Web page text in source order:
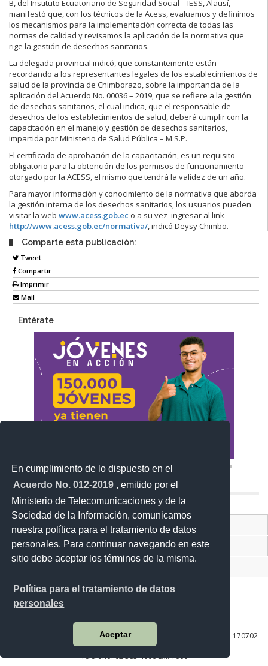
En cumplimiento de lo dispuesto en el
Acuerdo No. 012-2019 , emitido por el
Ministerio de Telecomunicaciones y de la
Sociedad de la Información, comunicamos
nuestra política para el tratamiento de datos
personales. Para continuar navegando en este
sitio debe aceptar los términos de la misma.
Política para el tratamiento de datos
personales
Aceptar
B, del Instituto Ecuatoriano de Seguridad Social – IESS, Alausí,
manifestó que, con los técnicos de la Acess, evaluamos y definimos
los mecanismos para la implementación correcta de todas las
normas de calidad y revisamos la aplicación de la normativa que
rige la gestión de desechos sanitarios.
La delegada provincial indicó, que constantemente están
recordando a los representantes legales de los establecimientos de
salud de la provincia de Chimborazo, sobre la importancia de la
aplicación del Acuerdo No. 00036 – 2019, que se refiere a la gestión
de desechos sanitarios, el cual indica, que el responsable de
desechos de los establecimientos de salud, deberá cumplir con la
capacitación en el manejo y gestión de desechos sanitarios,
impartida por Ministerio de Salud Pública – M.S.P.
El certificado de aprobación de la capacitación, es un requisito
obligatorio para la obtención de los permisos de funcionamiento
otorgado por la ACESS, el mismo que tendrá la validez de un año.
Para mayor información y conocimiento de la normativa que aborda
la gestión interna de los desechos sanitarios, los usuarios pueden
visitar la web www.acess.gob.ec o a su vez ingresar al link
http://www.acess.gob.ec/normativa/, indicó Deysy Chimbo.
Comparte esta publicación:
Tweet
Compartir
Imprimir
Mail
Entérate
Contacto Ciudadano Digital
Portal Trámites Ciudadanos
Sistema Nacional de Información (SNI)
Av. Lira Ňan entre Amaru Ňan y Quitumbe Ñan
Plataforma Gubernamental de Desarrollo Social | Código Postal: 170702
| Quito - Ecuador
Teléfono: 02 383 4006 Ext. 1000